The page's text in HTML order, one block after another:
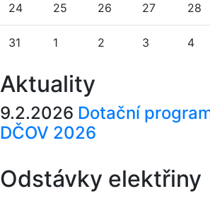
24 25 26 27 28
31 1 2 3 4
Aktuality
9.2.2026 Dotační
DČOV 2026
Odstávky elektřiny